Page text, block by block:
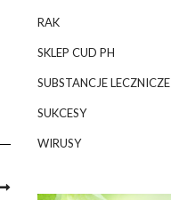
RAK
SKLEP CUD PH
SUBSTANCJE LECZNICZE
SUKCESY
WIRUSY